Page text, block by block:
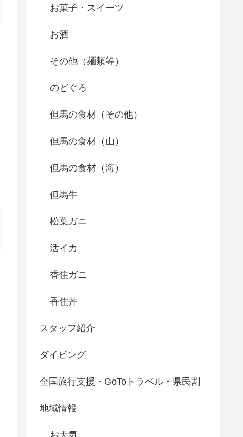
お菓子・スイーツ
お酒
その他（麺類等）
のどぐろ
但馬の食材（その他）
但馬の食材（山）
但馬の食材（海）
但馬牛
松葉ガニ
活イカ
香住ガニ
香住丼
スタッフ紹介
ダイビング
全国旅行支援・GoToトラベル・県民割
地域情報
お天気